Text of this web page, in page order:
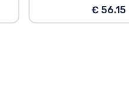
€ 56.15